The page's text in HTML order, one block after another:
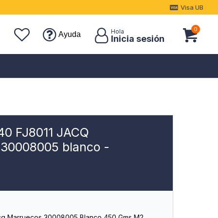
Ayuda
0
Visa UB
FJ8011 JACQ
30008005 blanco -